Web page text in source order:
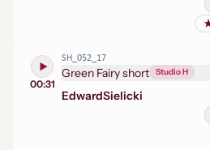
00:31
SH_052_17
Green Fairy short Studio H
EdwardSielicki